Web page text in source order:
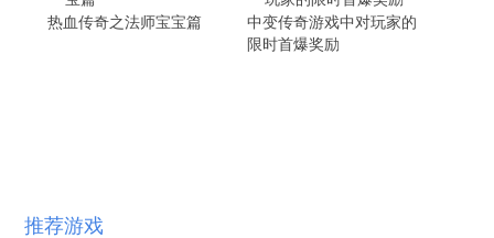
热血传奇之法师宝宝篇
中变传奇游戏中对玩家的
限时首爆奖励
推荐游戏